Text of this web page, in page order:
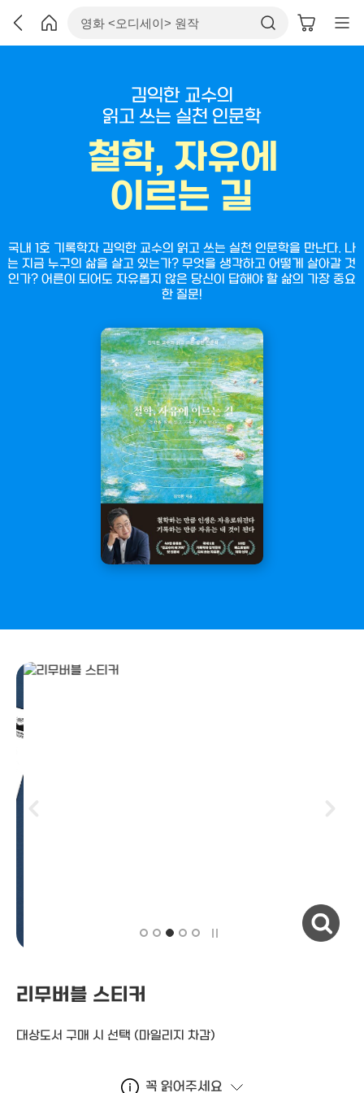
김익한 교수의
읽고 쓰는 실천 인문학
철학, 자유에
이르는 길
국내 1호 기록학자 김익한 교수의 읽고 쓰는 실천 인문학을 만난다. 나
는 지금 누구의 삶을 살고 있는가? 무엇을 생각하고 어떻게 살아갈 것
인가? 어른이 되어도 자유롭지 않은 당신이 답해야 할 삶의 가장 중요
한 질문!
리무버블 스티커
대상도서 구매 시 선택 (마일리지 차감)
꼭 읽어주세요